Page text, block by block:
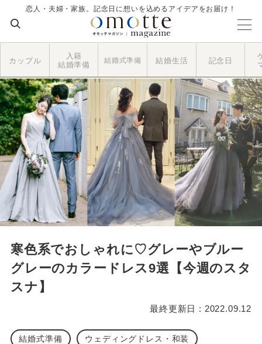
恋人・夫婦・家族。記念日に想いを込めるアイデアをお届け！
カップル
入籍
結婚準備
結婚式準備 結婚生活 記念日
寒色系でおしゃれに♡グレーやブルー
グレーのカラードレス9選【今週のスタ
スナ】
最終更新日 : 2022.09.12
結婚式準備 ウェディングドレス・和装